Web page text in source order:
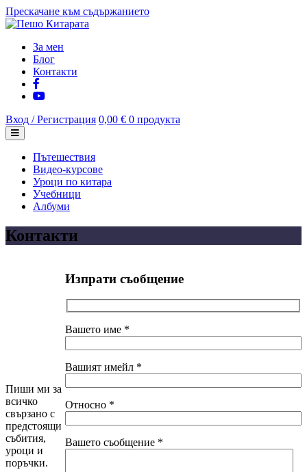
Прескачане към съдържанието
За мен
Блог
Контакти
Вход / Регистрация 0,00 € 0 продукта
Пътешествия
Видео-курсове
Уроци по китара
Учебници
Албуми
Контакти
Пиши ми за
всичко
свързано с
предстоящи
събития,
уроци и
поръчки.
Изпрати съобщение
Вашето име *
Вашият имейл *
Относно *
Вашето съобщение *